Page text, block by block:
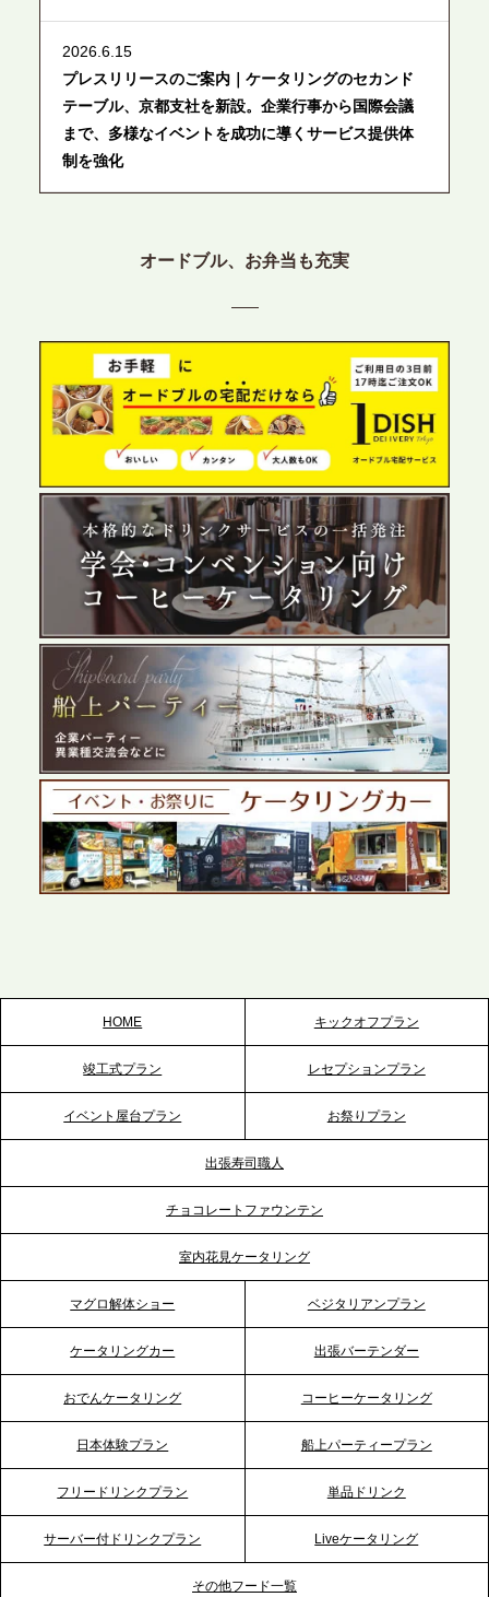
2026.6.15
プレスリリースのご案内｜ケータリングのセカンド
テーブル、京都支社を新設。企業行事から国際会議
まで、多様なイベントを成功に導くサービス提供体
制を強化
プレスリリースのご案内｜ケータリングのセカンド
目の展開で、拡大する出張パーティー・ケータリン
2026.6.4
プレスリリースのご案内｜夏の社内親睦が、配属後
の離職防止に。オフィスや会議室で縁日気分を味わ
う「お祭りケータリング」の提供を開始
2026.5.29
プレスリリースのご案内｜ケータリングのセカンド
テーブル、群馬前橋支社を設立。再開発やオフィス
展開が進む前橋エリアの企業ニーズに応え、高品質
なサービスで各種イベント・懇親会をサポート
2026.5.27
プレスリリースのご案内｜ケータリングのセカンド
テーブル、千葉本社を新設。幕張・舞浜の大型イベ
ントから主要都市の社内懇親会まで、現地拠点を活
かしたスムーズな対応を展開
2026.5.22
2026.5.20
プレスリリースのご案内｜ケータリングのセカンド
2026.5.12
プレスリリースのご案内｜ケータリングのセカンド
2026.4.21
プレスリリースのご案内｜「温かな食」が会話のス
イッチに。新入社員研修で《食体験としてのケータ
プレスリリースのご案内｜ケータリングのセカンド
テーブル、横浜事務所を新設。神奈川エリアのサー
ビス提供体制を強化し、質の高い「場づくり」をサ
オードブル、お弁当も充実
HOME キックオフプラン
竣工式プラン レセプションプラン
イベント屋台プラン お祭りプラン
出張寿司職人
チョコレートファウンテン
室内花見ケータリング
マグロ解体ショー ベジタリアンプラン
ケータリングカー 出張バーテンダー
おでんケータリング コーヒーケータリング
日本体験プラン 船上パーティープラン
フリードリンクプラン 単品ドリンク
サーバー付ドリンクプラン Liveケータリング
その他フード一覧